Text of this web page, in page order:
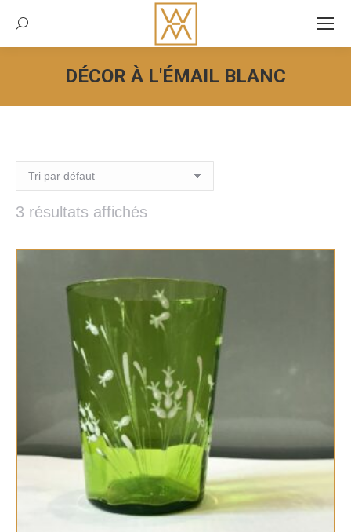
Recherche:
DÉCOR À L'ÉMAIL BLANC
Vous êtes ici :
3 résultats affichés